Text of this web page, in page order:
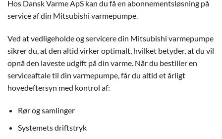
Hos Dansk Varme ApS kan du få en abonnementsløsning på
service af din Mitsubishi varmepumpe.
Ved at vedligeholde og servicere din Mitsubishi varmepumpe
sikrer du, at den altid virker optimalt, hvilket betyder, at du vil
opnå den laveste udgift på din varme. Når du bestiller en
serviceaftale til din varmepumpe, får du altid et årligt
hovedeftersyn med kontrol af:
Rør og samlinger
Systemets driftstryk